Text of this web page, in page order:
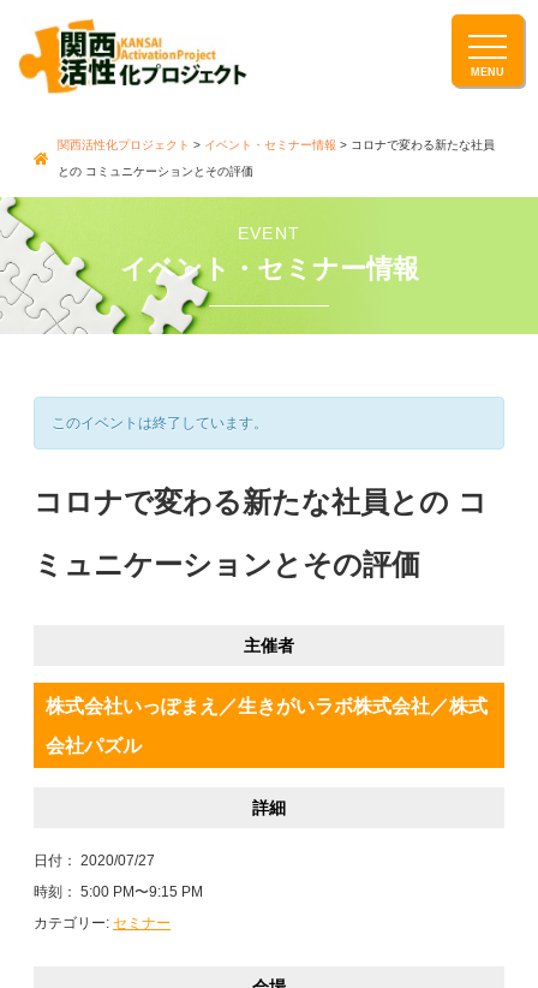
関西活性化プロジェクト > イベント・セミナー情報 > コロナで変わる新たな社員
との コミュニケーションとその評価
EVENT
イベント・セミナー情報
このイベントは終了しています。
コロナで変わる新たな社員との コ
ミュニケーションとその評価
主催者
株式会社いっぽまえ／生きがいラボ株式会社／株式
会社パズル
詳細
日付： 2020/07/27
時刻： 5:00 PM〜9:15 PM
カテゴリー: セミナー